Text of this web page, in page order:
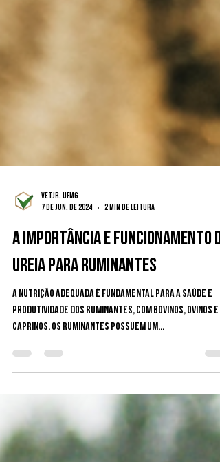
7 de jun. de 2024
2 min de leitura
A Importância e Funcionamento da
Ureia para Ruminantes
A nutrição adequada é fundamental para a saúde e
caprinos. Os ruminantes possuem um...